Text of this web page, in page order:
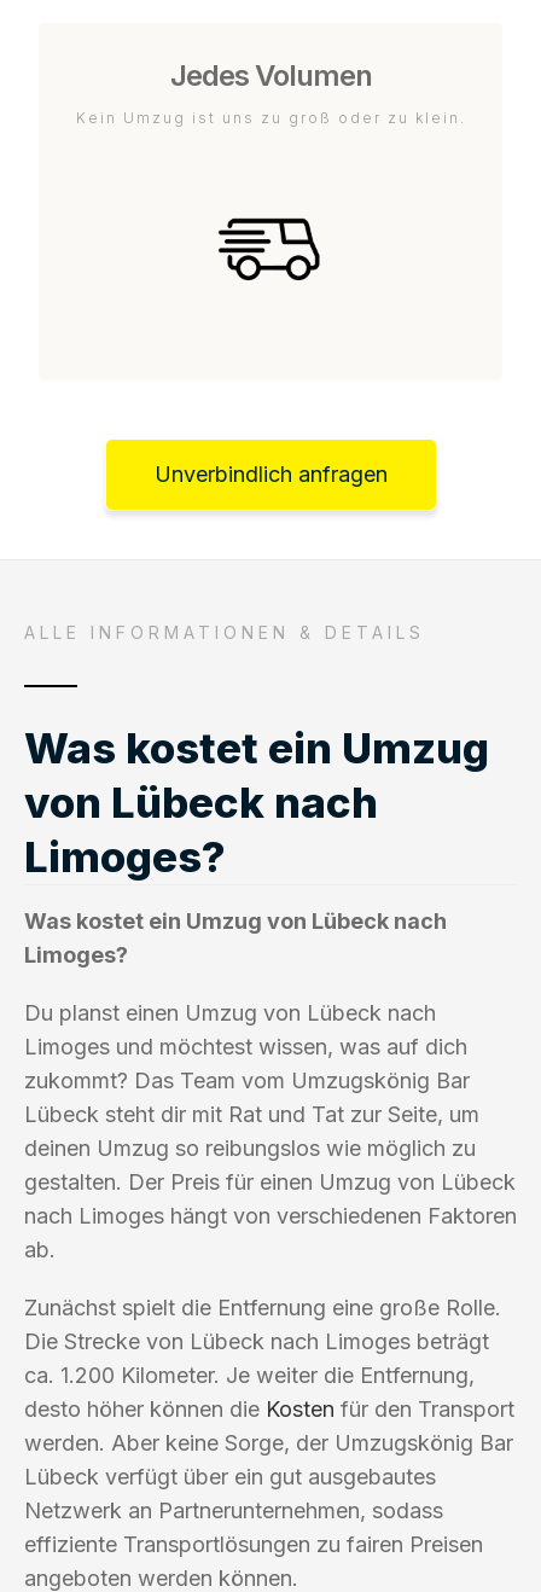
Jedes Volumen
Kein Umzug ist uns zu groß oder zu klein.
Unverbindlich anfragen
ALLE INFORMATIONEN & DETAILS
Was kostet ein Umzug
von Lübeck nach
Limoges?
Was kostet ein Umzug von Lübeck nach
Limoges?
Du planst einen Umzug von Lübeck nach
Limoges und möchtest wissen, was auf dich
zukommt? Das Team vom Umzugskönig Bar
Lübeck steht dir mit Rat und Tat zur Seite, um
deinen Umzug so reibungslos wie möglich zu
gestalten. Der Preis für einen Umzug von Lübeck
nach Limoges hängt von verschiedenen Faktoren
ab.
Zunächst spielt die Entfernung eine große Rolle.
Die Strecke von Lübeck nach Limoges beträgt
ca. 1.200 Kilometer. Je weiter die Entfernung,
desto höher können die Kosten für den Transport
werden. Aber keine Sorge, der Umzugskönig Bar
Lübeck verfügt über ein gut ausgebautes
Netzwerk an Partnerunternehmen, sodass
effiziente Transportlösungen zu fairen Preisen
angeboten werden können.